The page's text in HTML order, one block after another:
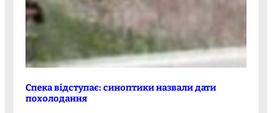
Спека відступає: синоптики назвали дати
похолодання